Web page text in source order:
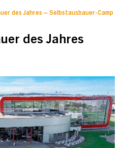
des Jahres – Selbstausbauer-Camp
des Jahres